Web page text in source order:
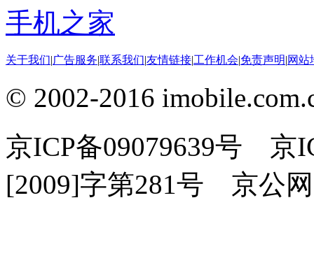
手机之家
关于我们|广告服务|联系我们|友情链接|工作机会|免责声明|网站
© 2002-2016
京ICP备09079639号 京
[2009]字第281号 京公网